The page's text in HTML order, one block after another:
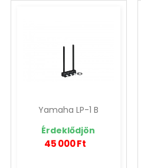
Yamaha LP-1 B
Érdeklődjön
45 000 Ft